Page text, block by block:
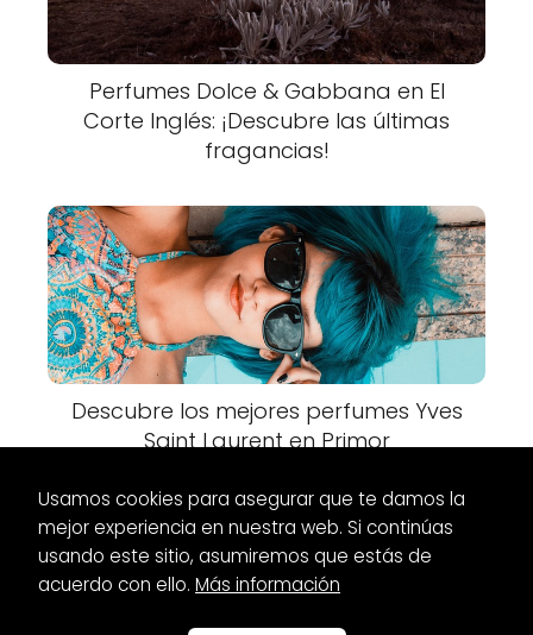
Perfumes Dolce & Gabbana en El
Corte Inglés: ¡Descubre las últimas
fragancias!
Descubre los mejores perfumes Yves
Saint Laurent en Primor
Marcas Invitada Low Cost: La Mejor
Opción Para Tu Presupuesto
Usamos cookies para asegurar que te damos la
mejor experiencia en nuestra web. Si continúas
usando este sitio, asumiremos que estás de
acuerdo con ello. Más información